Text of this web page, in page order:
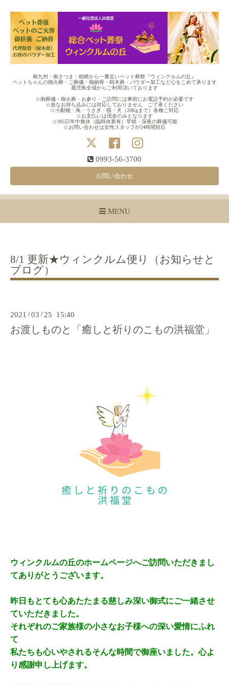
南九州・南さつま・枕崎から一番近いペット葬祭『ウィンクルムの丘』
ペットちゃんの御火葬・ご葬儀・御納骨・樹木葬・パウダー加工など心をこめて承ります
鹿児島全域からご利用頂いております
☆御葬儀・御火葬・お参り・ご訪問には事前にお電話予約が必要です
☆急なお持ち込みには対応しておりません ご了承ください
☆小動物・鳥・うさぎ・猫・犬（20Kgまで）各種ご対応
☆お支払いは現金のみとなります
☆365日年中無休（臨時休業有）早朝・深夜の葬儀可能
☆お問い合わせは女性スタッフが24時間対応
0993-56-3700
お問い合わせ
MENU
8/1 更新★ウィンクルム便り（お知らせと
ブログ）
2021 /03 / 25 15:40
お渡しものと「癒しと祈りのこもの洪福堂」
ウィンクルムの丘のホームページへご訪問いただきまし
てありがとうございます。
昨日もとても心あたたまる慈しみ深い御式にご一緒させ
ていただきました。
それぞれのご家族様の小さなお子様への深い愛情にふれ
て
私たちも心いやされるそんな時間で御座いました。心よ
り感謝申し上げます。